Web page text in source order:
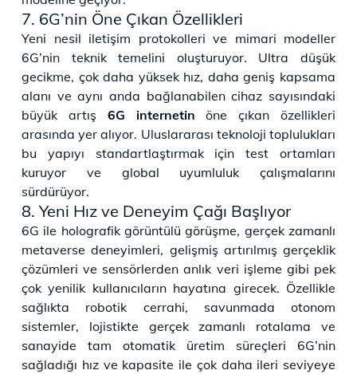
7. 6G’nin Öne Çıkan Özellikleri
Yeni nesil iletişim protokolleri ve mimari modeller
6G’nin teknik temelini oluşturuyor. Ultra düşük
gecikme, çok daha yüksek hız, daha geniş kapsama
alanı ve aynı anda bağlanabilen cihaz sayısındaki
büyük artış 6G internetinöne çıkan özellikleri
arasında yer alıyor. Uluslararası teknoloji toplulukları
bu yapıyı standartlaştırmak için test ortamları
kuruyor ve global uyumluluk çalışmalarını
sürdürüyor.
8. Yeni Hız ve Deneyim Çağı Başlıyor
6G ile holografik görüntülü görüşme, gerçek zamanlı
metaverse deneyimleri, gelişmiş artırılmış gerçeklik
çözümleri ve sensörlerden anlık veri işleme gibi pek
çok yenilik kullanıcıların hayatına girecek. Özellikle
sağlıkta robotik cerrahi, savunmada otonom
sistemler, lojistikte gerçek zamanlı rotalama ve
sanayide tam otomatik üretim süreçleri 6G’nin
sağladığı hız ve kapasite ile çok daha ileri seviyeye